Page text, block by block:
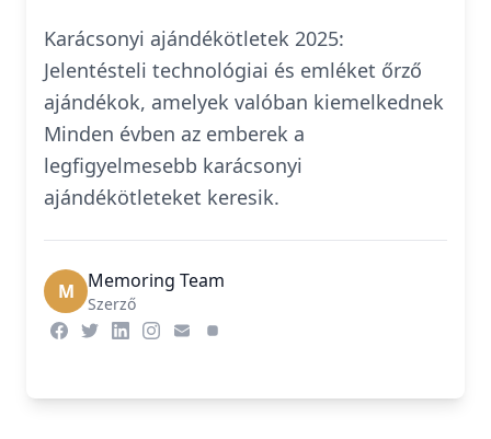
Karácsonyi ajándékötletek 2025:
Jelentésteli technológiai és emléket őrző
ajándékok, amelyek valóban kiemelkednek
Minden évben az emberek a
legfigyelmesebb karácsonyi
ajándékötleteket keresik.
M Memoring Team
Szerző